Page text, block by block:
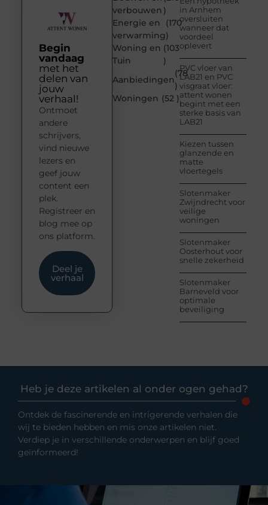
verbouwen )
Energie en
verwarming
(170
)
Woning en
Tuin
(103
)
Aanbiedingen
(78
)
Woningen (52 )
in Arnhem
oversluiten
wanneer dat
voordeel
oplevert
PVC vloer van
LAB21 en PVC
visgraat vloer:
attent wonen
begint met een
sterke basis van
LAB21
Kiezen tussen
glanzende en
matte
vloertegels
Slotenmaker
Zwijndrecht voor
veilige
woningen
Slotenmaker
Oosterhout voor
snelle zekerheid
Slotenmaker
Barneveld voor
optimale
beveiliging
Begin
vandaag
met het
delen van
jouw
verhaal!
Ontmoet
andere
schrijvers,
vind nieuwe
lezers en
geef jouw
content een
plek.
Registreer en
blog mee op
ons platform.
Deel je
verhaal
Heb je deze artikelen al onder ogen gehad?
Ontdek de fascinerende en intrigerende verhalen die
wij te bieden hebben en mis onze artikelen niet.
Verdiep je in verschillende onderwerpen en blijf goed
geïnformeerd!